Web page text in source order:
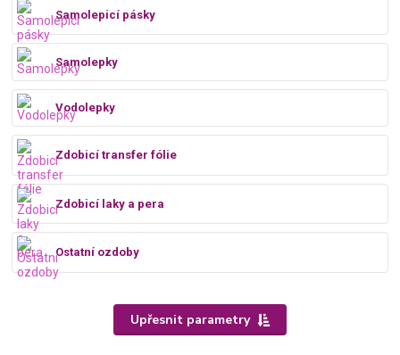
Samolepicí pásky
Samolepky
Vodolepky
Zdobicí transfer fólie
Zdobicí laky a pera
Ostatní ozdoby
Upřesnit parametry